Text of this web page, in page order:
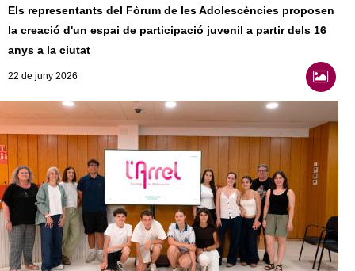
n
a
m
e
n
t
d
u
a
r
i
d
c
e
c
a
Els representants del Fòrum de les Adolescències proposen
la creació d'un espai de participació juvenil a partir dels 16
anys a la ciutat
22 de juny 2026